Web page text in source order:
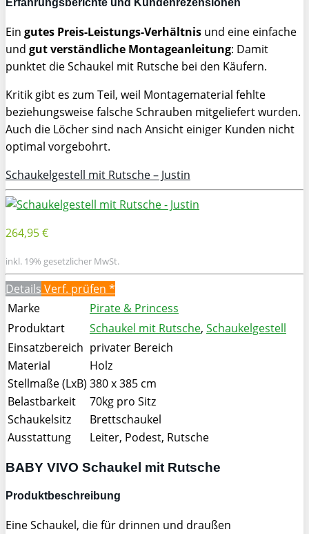
Ein gutes Preis-Leistungs-Verhältnis und eine einfache
und gut verständliche Montageanleitung: Damit
punktet die Schaukel mit Rutsche bei den Käufern.
Kritik gibt es zum Teil, weil Montagematerial fehlte
beziehungsweise falsche Schrauben mitgeliefert wurden.
Auch die Löcher sind nach Ansicht einiger Kunden nicht
optimal vorgebohrt.
Schaukelgestell mit Rutsche – Justin
264,95 €
inkl. 19% gesetzlicher MwSt.
Details Verf. prüfen *
Marke
Pirate & Princess
Produktart
Schaukel mit Rutsche, Schaukelgestell
Einsatzbereich privater Bereich
Material
Holz
Stellmaße (LxB) 380 x 385 cm
Belastbarkeit
70kg pro Sitz
Schaukelsitz
Brettschaukel
Ausstattung
Leiter, Podest, Rutsche
BABY VIVO Schaukel mit Rutsche
Produktbeschreibung
Eine Schaukel, die für drinnen und draußen